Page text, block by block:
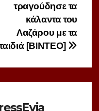
τραγούδησε τα
κάλαντα του
Λαζάρου με τα
[ΒΙΝΤΕΟ]